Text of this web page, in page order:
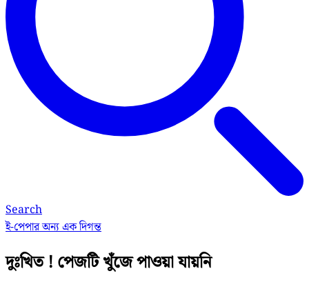
Search
ই-পেপারঅন্য এক দিগন্ত
দুঃখিত ! পেজটি খুঁজে পাওয়া যায়নি